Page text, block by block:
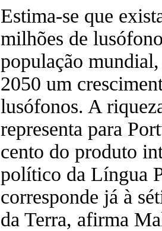
Estima-se que
milhões de
população
2050 um
lusófonos. A
representa para
cento do produto
político da Língua
corresponde já à
da Terra, afirma